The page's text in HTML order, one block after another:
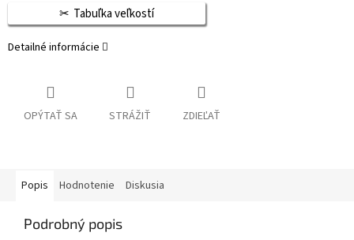
Tabuľka veľkostí
Detailné informácie
OPÝTAŤ SA STRÁŽIŤ ZDIEĽAŤ
Popis Hodnotenie Diskusia
Podrobný popis